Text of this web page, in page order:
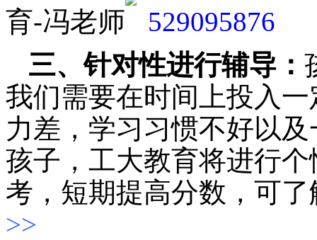
育-冯老师
三、针对性进行辅导：
我们需要在时间上投入
力差，学习习惯不好以
孩子，工大教育将进行
考，短期提高分数，可了
>>